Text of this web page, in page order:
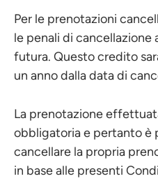
Per le prenotazioni
le penali di cancellazione
futura. Questo credito
un anno dalla data di
La prenotazione
obbligatoria e pertanto è
cancellare la propria
in base alle presenti